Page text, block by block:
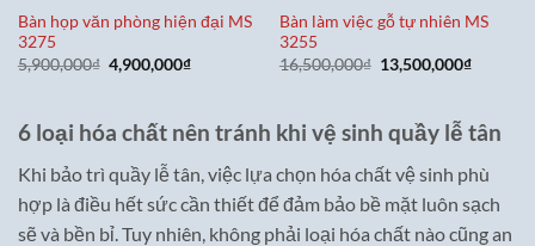
Bàn họp văn phòng hiện đại MS
3275
5,900,000₫ Giá
gốc
4,900,000₫Giá
4,900,000₫.
Bàn làm việc gỗ tự nhiên MS
3255
16,500,000₫ Giá
gốc
13,500,000₫Giá
6 loại hóa chất nên tránh khi vệ sinh quầy lễ tân
Khi bảo trì quầy lễ tân, việc lựa chọn hóa chất vệ sinh phù
hợp là điều hết sức cần thiết để đảm bảo bề mặt luôn sạch
sẽ và bền bỉ. Tuy nhiên, không phải loại hóa chất nào cũng an